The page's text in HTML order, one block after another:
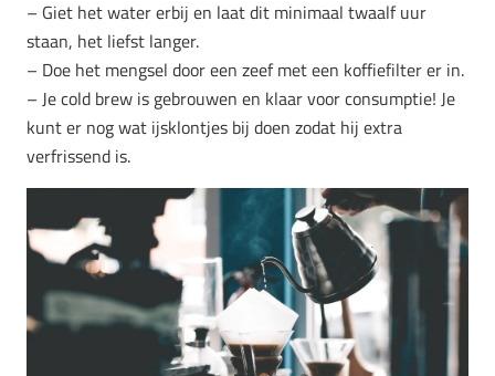
– Giet het water erbij en laat dit minimaal twaalf uur
staan, het liefst langer.
– Doe het mengsel door een zeef met een koffiefilter er in.
– Je cold brew is gebrouwen en klaar voor consumptie! Je
kunt er nog wat ijsklontjes bij doen zodat hij extra
verfrissend is.